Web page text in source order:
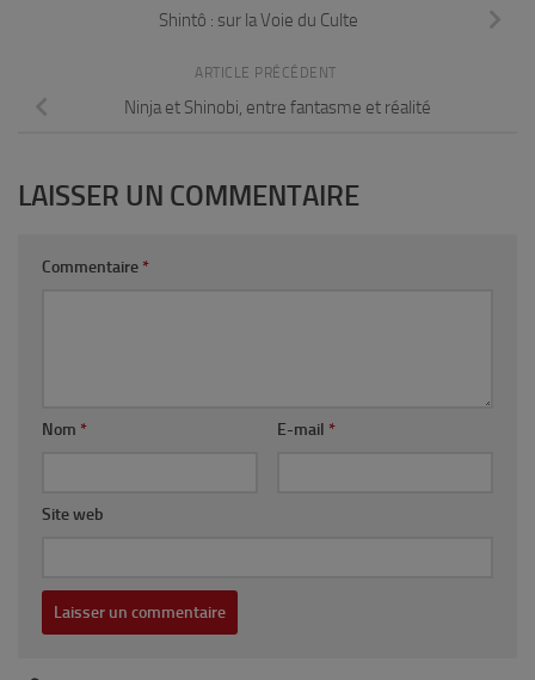
Shintô : sur la Voie du Culte
ARTICLE PRÉCÉDENT
Ninja et Shinobi, entre fantasme et réalité
LAISSER UN COMMENTAIRE
Commentaire *
Nom * E-mail *
Site web